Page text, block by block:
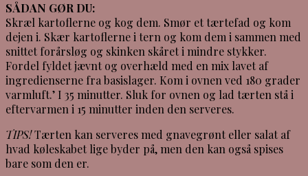
SÅDAN GØR DU:
Skræl kartoflerne og kog dem. Smør et tærtefad og kom
dejen i. Skær kartoflerne i tern og kom dem i sammen med
snittet forårsløg og skinken skåret i mindre stykker.
Fordel fyldet jævnt og overhæld med en mix lavet af
ingredienserne fra basislager. Kom i ovnen ved 180 grader
varmluft.’ I 35 minutter. Sluk for ovnen og lad tærten stå i
eftervarmen i 15 minutter inden den serveres.
TIPS!Tærten kan serveres med gnavegrønt eller salat af
hvad køleskabet lige byder på, men den kan også spises
bare som den er.